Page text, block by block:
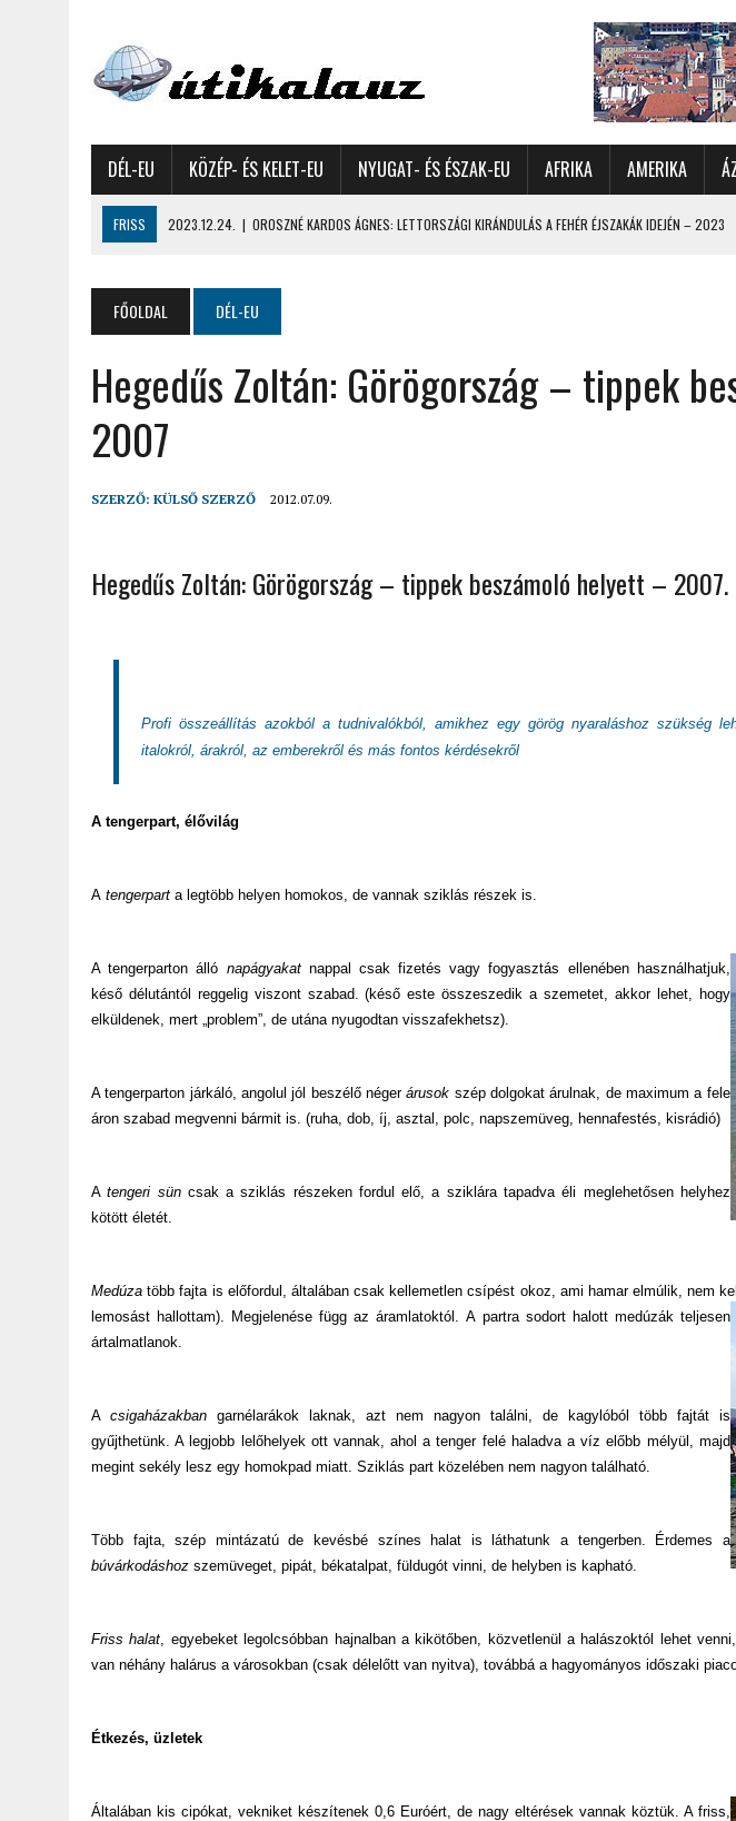
DÉL-EU KÖZÉP- ÉS KELET-EU NYUGAT- ÉS ÉSZAK-EU AFRIKA AMERIKA
FRISS 2023.12.24. | OROSZNÉ KARDOS ÁGNES: LETTORSZÁGI KIRÁNDULÁS A FEHÉR ÉJSZAKÁK IDEJÉN – 2023
2023.11.17.
GYŐRFFY ÁRPÁD: NAGY KALANDUNK ÉSZAKON – 8500 KILOMÉTERES CSALÁDI AUTÓZÁS A SARKKÖRÖN
2022.12.21. | VALLÁSOK FELETTI FEHÉR KARÁCSONYOK – AKÁR HÓ NÉLKÜL IS ÜNNEPLŐBEN
| OROSZNÉ KARDOS ÁGNES, OROSZ JÓZSEF: MOLDOVAI KIRÁNDULÁS GYERGYÓI RÁADÁSSAL – 2022
2022.03.08. | GYŐRFFY GYULA – A VILÁG LEGSZEBB SZIGETEI I. – SEYCHELLE-SZIGETEK – 2022
2022.02.26.
FŐOLDAL DÉL-EU
Hegedűs Zoltán: Görögország – tippek
2007
SZERZŐ: KÜLSŐ SZERZŐ 2012.07.09.
Hegedűs Zoltán: Görögország – tippek beszámoló helyett – 2007.
Profi összeállítás azokból a tudnivalókból, amikhez egy görög nyaraláshoz szükség
italokról, árakról, az emberekről és más fontos kérdésekről
A tengerpart, élővilág
A tengerpart a legtöbb helyen homokos, de vannak sziklás részek is.
A tengerparton álló napágyakatnappal csak fizetés vagy fogyasztás ellenében használhatjuk,
késő délutántól reggelig viszont szabad. (késő este összeszedik a szemetet, akkor lehet, hogy
elküldenek, mert „problem”, de utána nyugodtan visszafekhetsz).
A tengerparton járkáló, angolul jól beszélő négerárusok szép dolgokat árulnak, de maximum a fele
áron szabad megvenni bármit is. (ruha, dob, íj, asztal, polc, napszemüveg, hennafestés, kisrádió)
Atengeri süncsak a sziklás részeken fordul elő, a sziklára tapadva éli meglehetősen helyhez
kötött életét.
Medúza több fajta is előfordul, általában csak kellemetlen csípést okoz, ami hamar elmúlik, nem
lemosást hallottam). Megjelenése függ az áramlatoktól.A partra sodort halott medúzák teljesen
ártalmatlanok.
A csigaházakbangarnélarákok laknak, azt nem nagyon találni, de kagylóból több fajtát is
gyűjthetünk. A legjobb lelőhelyek ott vannak, ahol a tenger felé haladva a víz előbb mélyül, majd
megint sekély lesz egy homokpad miatt. Sziklás part közelében nem nagyon található.
Több fajta, szép mintázatú de kevésbé színes halat is láthatunk a tengerben. Érdemes a
búvárkodáshoz szemüveget, pipát, békatalpat, füldugót vinni, de helyben is kapható.
Friss halat, egyebeket legolcsóbban hajnalban a kikötőben, közvetlenül a halászoktól lehet
van néhány halárus a városokban (csak délelőtt van nyitva), továbbá a hagyományos időszaki
Étkezés, üzletek
Általában kis cipókat, vekniket készítenek 0,6 Euróért, de nagy eltérések vannak köztük. A friss,